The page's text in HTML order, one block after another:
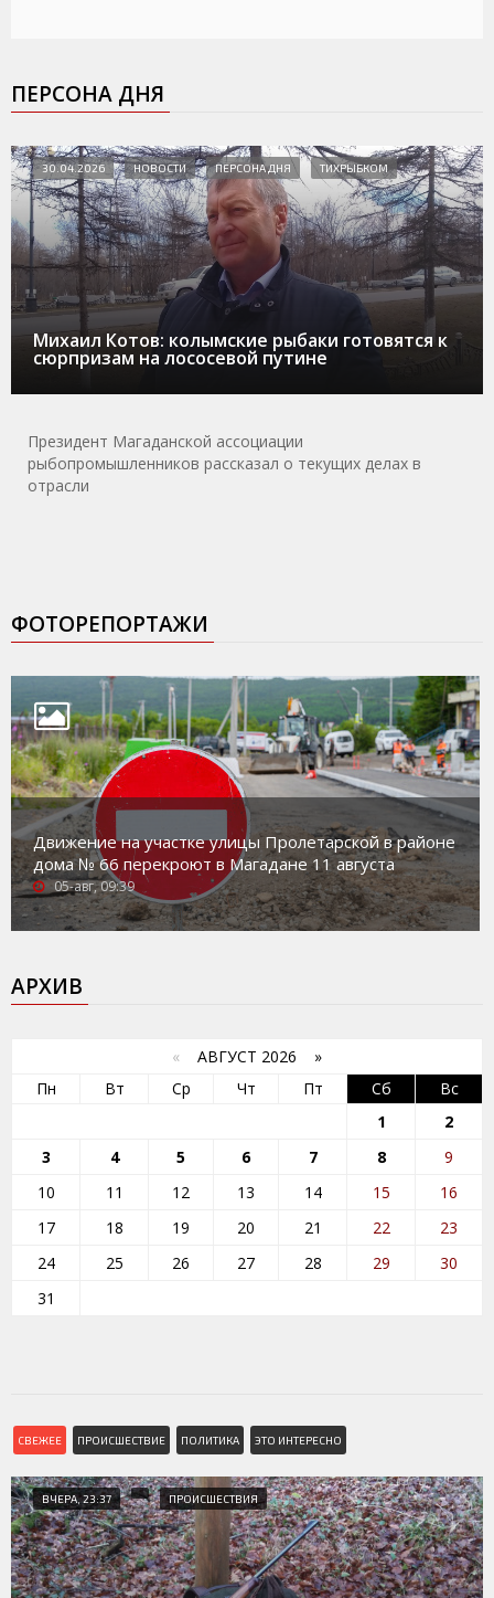
ПЕРСОНА ДНЯ
Михаил Котов: колымские рыбаки готовятся к
сюрпризам на лососевой путине
30.04.2026 НОВОСТИ ПЕРСОНА ДНЯ ТИХРЫБКОМ
Президент Магаданской ассоциации
рыбопромышленников рассказал о текущих делах в
отрасли
ФОТОРЕПОРТАЖИ
Движение на участке улицы Пролетарской в районе
дома № 66 перекроют в Магадане 11 августа
05-авг, 09:39
АРХИВ
« АВГУСТ 2026 »
Пн
Вт Ср Чт Пт Сб
Вс
1
2
3
4 5 6 7 8
9
10
11 12 13 14 15
16
17
18 19 20 21 22
23
24
25 26 27 28 29
30
31
СВЕЖЕЕ ПРОИСШЕСТВИЕ ПОЛИТИКА ЭТО ИНТЕРЕСНО
ВЧЕРА, 23:37 ПРОИСШЕСТВИЯ